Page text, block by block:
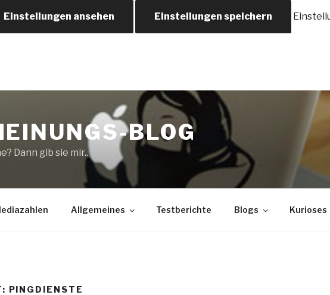
Einstellungen ansehen Einstellungen speichern
BLOG
Dann gib sie mir..
Allgemeines Testberichte Blogs Kurioses
PINGDIENSTE